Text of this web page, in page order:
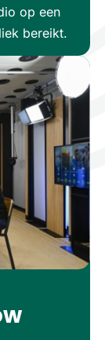
op een
bereikt.